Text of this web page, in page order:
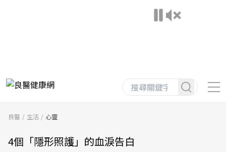
良醫 生活 心靈
4個「隱形照護」的血淚告白